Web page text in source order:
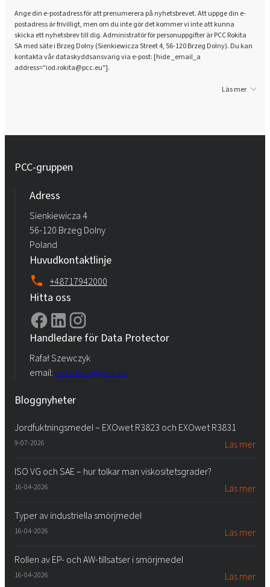
Ange din e-postadress för att prenumerera på nyhetsbrevet. Att uppge din e-
postadress är frivilligt, men om du inte gör det kommer vi inte att kunna
skicka ett nyhetsbrev till dig. Administratör för personuppgifter är PCC Rokita
SA med säte i Brzeg Dolny (Sienkiewicza Street 4, 56-120 Brzeg Dolny). Du kan
kontakta vår dataskyddsansvarig via e-post: [hide _email_a
address="iod.rokita@pcc.eu"].
Läs mer
PCC-gruppen
Adress
Sienkiewicza 4
56-120 Brzeg Dolny
Poland
Huvudkontaktlinje
+48717942000
Hitta oss
Handledare för Data Protector
Rafał Szewczyk
email: iod.rokita@pcc.eu
Bloggnyheter
Jordfuktningsmedel – EXOwet R3823 och EXOwet R3831
9-07-2026 Läs mer
ISO VG och SAE – hur tolkar man viskositetsgrader?
16-04-2026 Läs mer
Typer av industriella smörjmedel
16-04-2026 Läs mer
Rollen av EP- och AW-tillsatser i smörjmedel
16-04-2026 Läs mer